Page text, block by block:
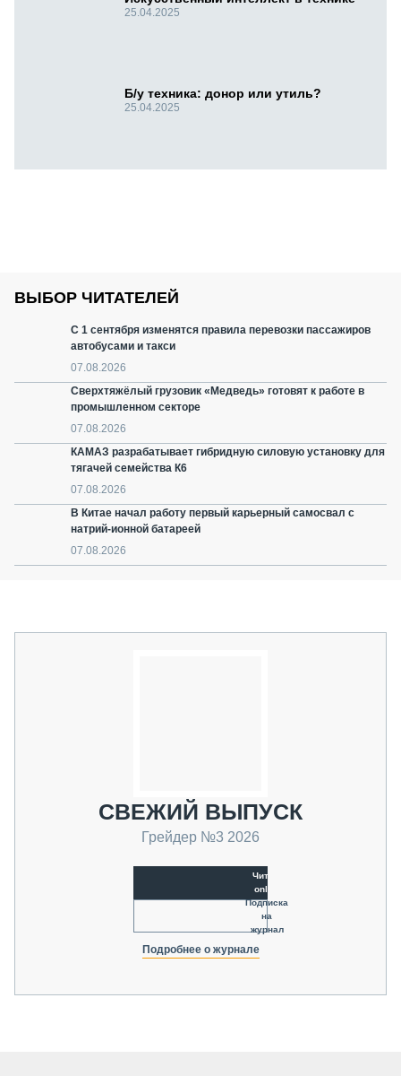
25.04.2025
Б/у техника: донор или утиль?
25.04.2025
ВЫБОР ЧИТАТЕЛЕЙ
С 1 сентября изменятся правила перевозки пассажиров
автобусами и такси
07.08.2026
Сверхтяжёлый грузовик «Медведь» готовят к работе в
промышленном секторе
07.08.2026
КАМАЗ разрабатывает гибридную силовую установку для
тягачей семейства К6
07.08.2026
В Китае начал работу первый карьерный самосвал с
натрий-ионной батареей
07.08.2026
СВЕЖИЙ ВЫПУСК
Грейдер №3 2026
Читать
online
Подписка
на
журнал
Подробнее о журнале